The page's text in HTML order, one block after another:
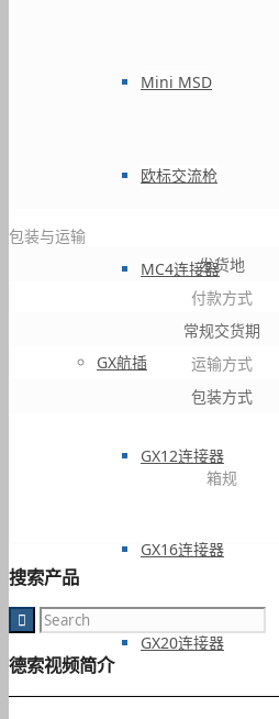
Mini MSD
欧标交流枪
MC4连接器
GX航插
GX12连接器
GX16连接器
GX20连接器
包装与运输
发货地
付款方式
常规交货期
运输方式
包装方式
箱规
搜索产品
德索视频简介